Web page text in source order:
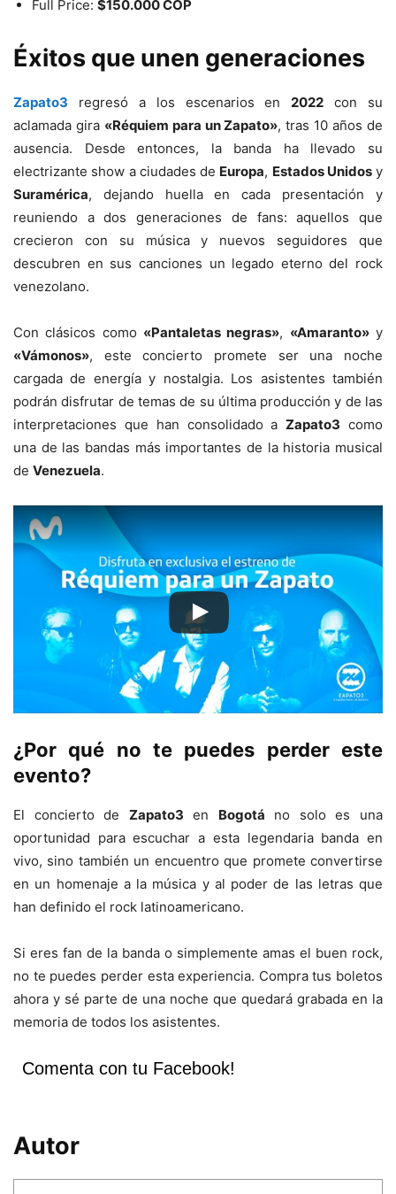
Full Price: $150.000 COP
Éxitos que unen generaciones
Zapato3 regresó a los escenarios en2022 con su
aclamada gira «Réquiem para un Zapato», tras 10 años de
ausencia. Desde entonces, la banda ha llevado su
electrizante show a ciudades de Europa, Estados Unidosy
Suramérica, dejando huella en cada presentación y
reuniendo a dos generaciones de fans: aquellos que
crecieron con su música y nuevos seguidores que
descubren en sus canciones un legado eterno del rock
venezolano.
Con clásicos como «Pantaletas negras», «Amaranto»y
«Vámonos», este concierto promete ser una noche
cargada de energía y nostalgia. Los asistentes también
podrán disfrutar de temas de su última producción y de las
interpretaciones que han consolidado aZapato3 como
una de las bandas más importantes de la historia musical
de Venezuela.
¿Por qué no te puedes perder este
evento?
El concierto de Zapato3 en Bogotá no solo es una
oportunidad para escuchar a esta legendaria banda en
vivo, sino también un encuentro que promete convertirse
en un homenaje a la música y al poder de las letras que
han definido el rock latinoamericano.
Si eres fan de la banda o simplemente amas el buen rock,
no te puedes perder esta experiencia. Compra tus boletos
ahora y sé parte de una noche que quedará grabada en la
memoria de todos los asistentes.
Comenta con tu Facebook!
Autor